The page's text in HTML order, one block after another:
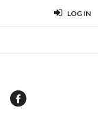
LOG IN